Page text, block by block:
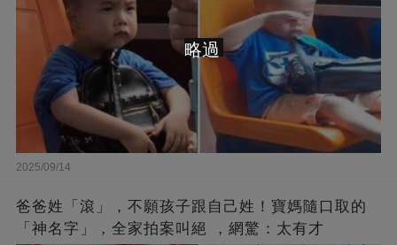
2025/09/14
爸爸姓「滾」，不願孩子跟自己姓！寶媽隨口取的
「神名字」，全家拍案叫絕 ，網驚：太有才
略過